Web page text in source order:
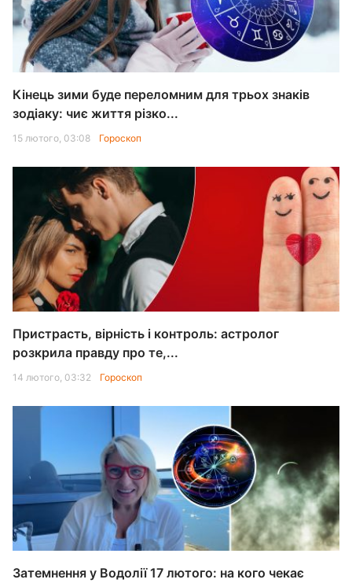
Кінець зими буде переломним для трьох знаків
зодіаку: чиє життя різко...
15 лютого, 03:08 Гороскоп
Пристрасть, вірність і контроль: астролог
розкрила правду про те,...
14 лютого, 03:32 Гороскоп
Затемнення у Водолії 17 лютого: на кого чекає